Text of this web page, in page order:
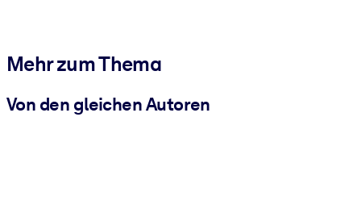
Mehr zum Thema
Von den gleichen Autoren